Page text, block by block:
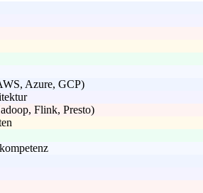
Azure, GCP)
Flink, Presto)